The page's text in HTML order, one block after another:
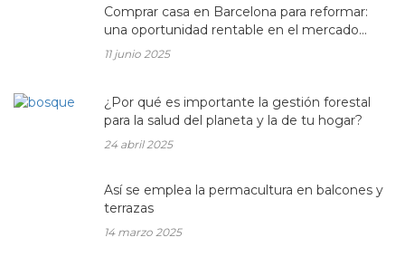
Comprar casa en Barcelona para reformar:
una oportunidad rentable en el mercado
inmobiliario actual
11 junio 2025
¿Por qué es importante la gestión forestal
para la salud del planeta y la de tu hogar?
24 abril 2025
Así se emplea la permacultura en balcones y
terrazas
14 marzo 2025